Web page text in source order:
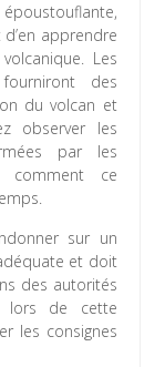
apprendre
Les
des
du volcan et
observer les
par les
comment ce
sur un
et doit
des autorités
lors de cette
les consignes